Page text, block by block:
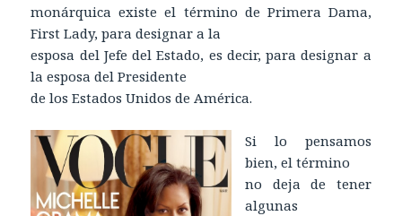
monárquica existe el término de Primera Dama,
First Lady, para designar a la
esposa del Jefe del Estado, es decir, para designar a
la esposa del Presidente
de los Estados Unidos de América.
Si lo pensamos
bien, el término
no deja de tener
algunas